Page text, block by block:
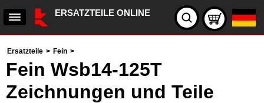
ERSATZTEILE ONLINE
Ersatzteile > Fein >
Fein Wsb14-125T
Zeichnungen und Teile